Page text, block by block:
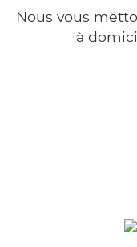
Nous vous
à